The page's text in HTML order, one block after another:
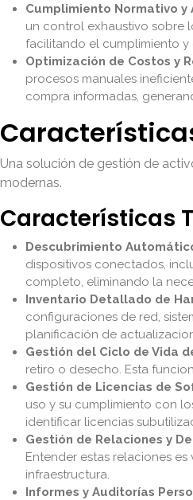
Cumplimiento Normativo y
un control exhaustivo sobre
facilitando el cumplimiento y
Optimización de Costos y
procesos manuales
compra informadas,
Una solución de gestión de
modernas.
Características
Descubrimiento
dispositivos conectados,
completo, eliminando la
Inventario Detallado de
configuraciones de red,
planificación de
Gestión del Ciclo de Vida
retiro o desecho. Esta
Gestión de Licencias de
uso y su cumplimiento con
identificar licencias
Gestión de Relaciones y
Entender estas relaciones
infraestructura.
Informes y Auditorías